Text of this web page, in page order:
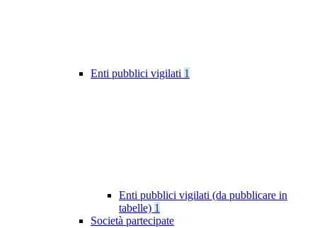
Enti pubblici vigilati 1
Enti pubblici vigilati (da pubblicare in
tabelle) 1
Società partecipate